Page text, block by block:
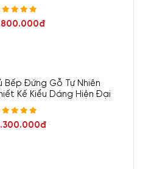
bar, bàn ăn, thêm tiện ích cho
gian rộng rãi, vừa đảm
đẹp tổng thể cho ngôi nhà.
gian bếp đủ diện tích lưu
bị "nuốt chửng" bởi các diện
về tỷ lệ.
tủ dưới và kéo để chứa
thiết bị nhà bếp. Đồng thời,
Bếp Đứng Gỗ Tự Nhiên
Kế Kiểu Dáng Hiện Đại